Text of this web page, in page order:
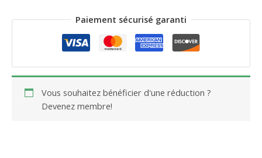
Paiement sécurisé garanti
Vous souhaitez bénéficier d'une réduction ?
Devenez membre!